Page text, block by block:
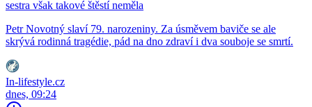
sestra však takové štěstí neměla
Petr Novotný slaví 79. narozeniny. Za úsměvem baviče se ale
skrývá rodinná tragédie, pád na dno zdraví i dva souboje se smrtí.
In-lifestyle.cz
dnes, 09:24